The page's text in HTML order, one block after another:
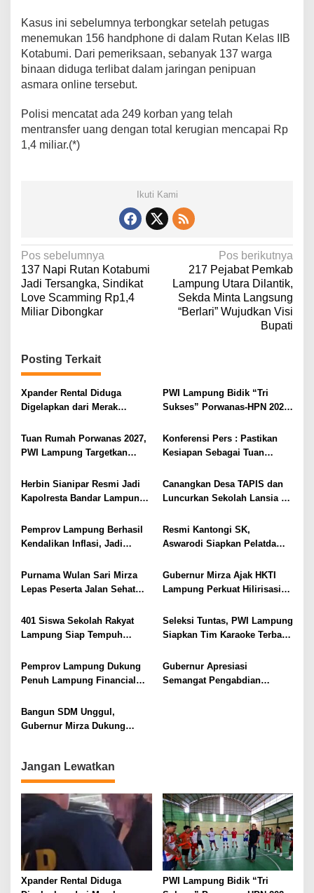
Kasus ini sebelumnya terbongkar setelah petugas
menemukan 156 handphone di dalam Rutan Kelas IIB
Kotabumi. Dari pemeriksaan, sebanyak 137 warga
binaan diduga terlibat dalam jaringan penipuan
asmara online tersebut.
Polisi mencatat ada 249 korban yang telah
mentransfer uang dengan total kerugian mencapai Rp
1,4 miliar.(*)
Ikuti Kami
N
a
v
i
a
s
i
p
o
s
Pos sebelumnya
137 Napi Rutan Kotabumi
Jadi Tersangka, Sindikat
Love Scamming Rp1,4
Miliar Dibongkar
Pos berikutnya
217 Pejabat Pemkab
Lampung Utara Dilantik,
Sekda Minta Langsung
“Berlari” Wujudkan Visi
Bupati
Posting Terkait
Xpander Rental Diduga
Digelapkan dari Merak
Pengemudinya Prajurit TNI
AL
PWI Lampung Bidik “Tri
Sukses” Porwanas-HPN 2027:
Pariwisata Menggeliat
Tuan Rumah Porwanas 2027,
PWI Lampung Targetkan
Konferensi Pers : Pastikan
Kesiapan Sebagai Tuan
Tiga Venue Pelaksanaan
Soeratin Cup Piala Gubernur
Herbin Sianipar Resmi Jadi
Kapolresta Bandar Lampung,
Prioritas
Canangkan Desa TAPIS dan
Luncurkan Sekolah Lansia di
TP PKK Lampung Dorong
Pembangunan SDM Dimulai
Pemprov Lampung Berhasil
Kendalikan Inflasi, Jadi
Terendah di Sumatera
Resmi Kantongi SK,
Aswarodi Siapkan Pelatda
Menuju Porwanas 2027
Purnama Wulan Sari Mirza
Lepas Peserta Jalan Sehat
Lansia Sehat dan Bahagia
Gubernur Mirza Ajak HKTI
Lampung Perkuat Hilirisasi
Kesejahteraan Petani
401 Siswa Sekolah Rakyat
Lampung Siap Tempuh
Dorong Lahirnya Generasi
Emas
Seleksi Tuntas, PWI Lampung
Siapkan Tim Karaoke Terbaik
Pemprov Lampung Dukung
Penuh Lampung Financial
Keuangan Generasi Muda
Gubernur Apresiasi
Semangat Pengabdian
Bangun SDM Unggul,
Gubernur Mirza Dukung
Lampung
Jangan Lewatkan
Xpander Rental Diduga
PWI Lampung Bidik “Tri